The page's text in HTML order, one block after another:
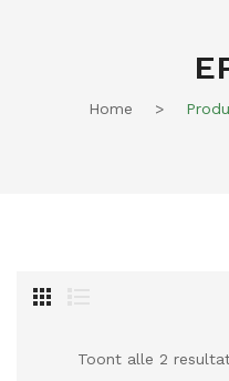
Home >
Toont alle 2